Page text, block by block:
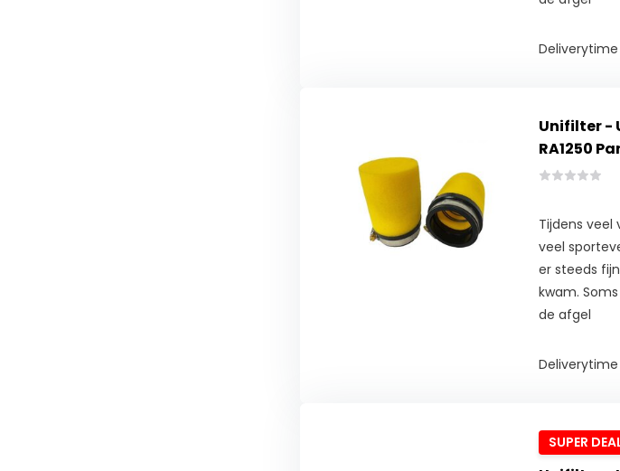
Deliverytime
Unifilter -
RA1250
Tijdens veel
veel
er steeds
kwam.
de afgel
Deliverytime
SUPER